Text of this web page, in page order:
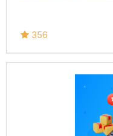
356